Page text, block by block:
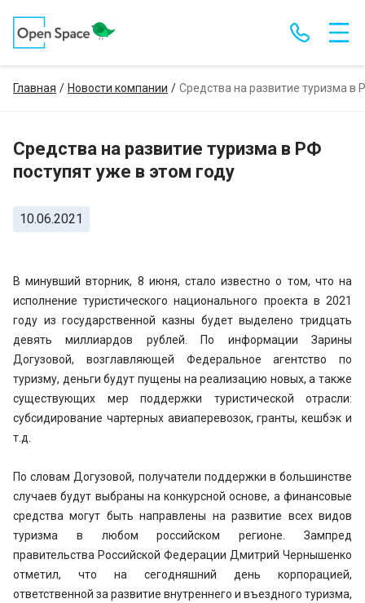
Главная Новости компании Средства на развитие туризма в
Средства на развитие туризма в РФ
поступят уже в этом году
10.06.2021
В минувший вторник, 8 июня, стало известно о том, что на
исполнение туристического национального проекта в 2021
году из государственной казны будет выделено тридцать
девять миллиардов рублей. По информации Зарины
Догузовой, возглавляющей Федеральное агентство по
туризму, деньги будут пущены на реализацию новых, а также
существующих мер поддержки туристической отрасли:
субсидирование чартерных авиаперевозок, гранты, кешбэк и
т.д.
По словам Догузовой, получатели поддержки в большинстве
случаев будут выбраны на конкурсной основе, а финансовые
средства могут быть направлены на развитие всех видов
туризма в любом российском регионе. Зампред
правительства Российской Федерации Дмитрий Чернышенко
отметил, что на сегодняшний день корпорацией,
ответственной за развитие внутреннего и въездного туризма,